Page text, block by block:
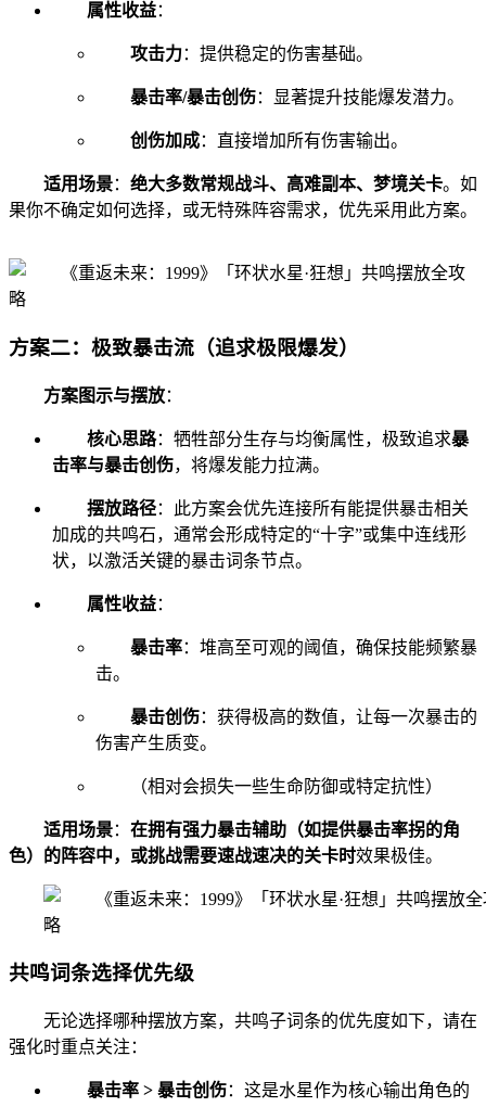
属性收益：
攻击力：提供稳定的伤害基础。
暴击率/暴击创伤：显著提升技能爆发潜力。
创伤加成：直接增加所有伤害输出。
适用场景： 绝大多数常规战斗、高难副本、梦境关卡。如
果你不确定如何选择，或无特殊阵容需求，优先采用此方案。
方案二：极致暴击流（追求极限爆发）
方案图示与摆放：
核心思路：牺牲部分生存与均衡属性，极致追求暴
击率与暴击创伤，将爆发能力拉满。
摆放路径：此方案会优先连接所有能提供暴击相关
加成的共鸣石，通常会形成特定的“十字”或集中连线形
状，以激活关键的暴击词条节点。
属性收益：
暴击率：堆高至可观的阈值，确保技能频繁暴
击。
暴击创伤：获得极高的数值，让每一次暴击的
伤害产生质变。
（相对会损失一些生命防御或特定抗性）
适用场景： 在拥有强力暴击辅助（如提供暴击率拐的角
色）的阵容中，或挑战需要速战速决的关卡时效果极佳。
共鸣词条选择优先级
无论选择哪种摆放方案，共鸣子词条的优先度如下，请在
强化时重点关注：
暴击率 > 暴击创伤：这是水星作为核心输出角色的